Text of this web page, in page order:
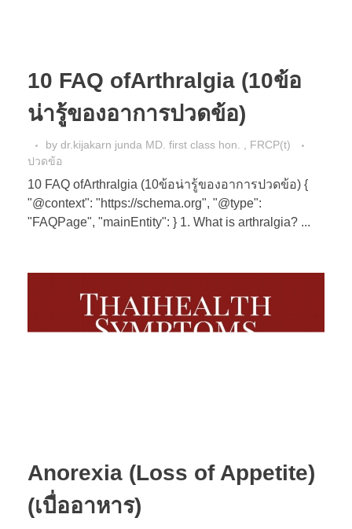
10 FAQ ofArthralgia (10ข้อ
น่ารู้ของอาการปวดข้อ)
by dr.kijakarn junda MD. first class hon. , FRCP(t)
ปวดข้อ
10 FAQ ofArthralgia (10ข้อน่ารู้ของอาการปวดข้อ) {
"@context": "https://schema.org", "@type":
"FAQPage", "mainEntity": } 1. What is arthralgia? ...
Anorexia (Loss of Appetite)
(เบื่ออาหาร)